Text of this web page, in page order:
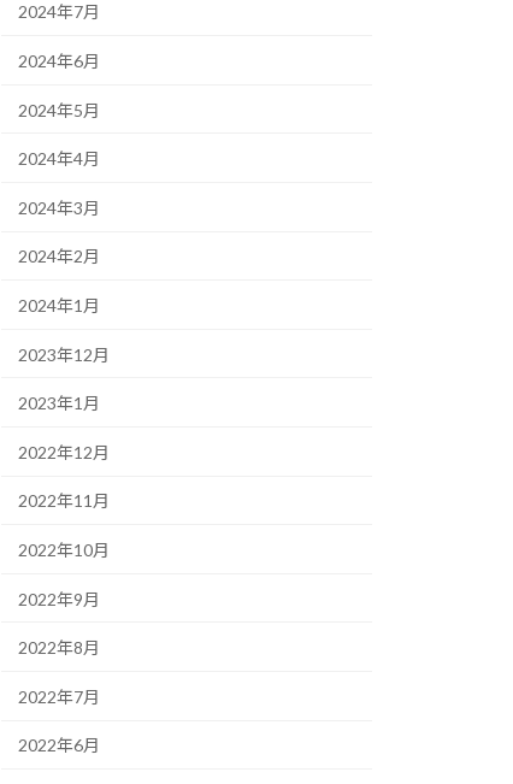
2024年7月
2024年6月
2024年5月
2024年4月
2024年3月
2024年2月
2024年1月
2023年12月
2023年1月
2022年12月
2022年11月
2022年10月
2022年9月
2022年8月
2022年7月
2022年6月